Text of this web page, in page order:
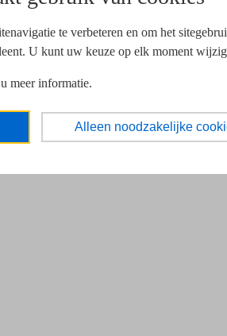
te verbeteren en om het
U kunt uw keuze op elk moment
meer informatie.
Alleen noodzakelijke